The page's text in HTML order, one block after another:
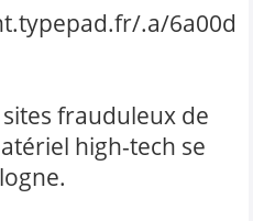
frauduleux de
high-tech se